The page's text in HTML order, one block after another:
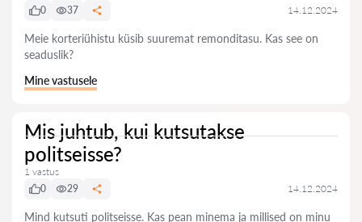
0
37 14.12.2024
Meie korteriühistu küsib suuremat remonditasu. Kas see on
seaduslik?
Mine vastusele
Mis juhtub, kui kutsutakse
politseisse?
1 vastus
0
29 14.12.2024
Mind kutsuti politseisse. Kas pean minema ja millised on minu